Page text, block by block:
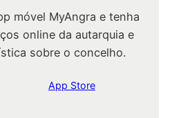
móvel MyAngra e tenha
online da autarquia e
sobre o concelho.
App Store